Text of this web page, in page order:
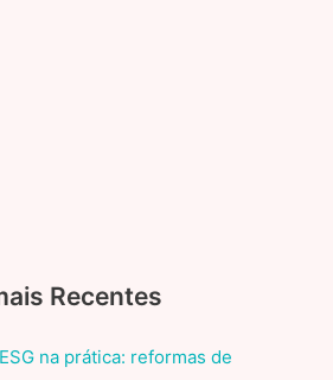
Recentes
na prática: reformas de